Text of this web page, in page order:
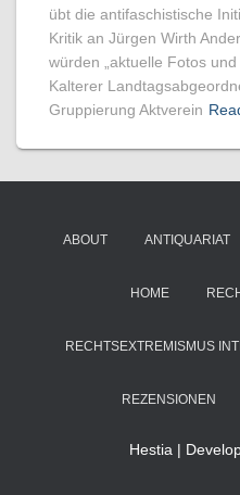
übt die antifaschistische
Kritik an Jürgen Wirth
würden „aktuelle Fotos
Kalterer
Gruppierung Aktverein
ABOUT ANTIQUARIAT
HOME
RECHTSEXTREMISMUS
REZENSIONEN
Hestia |